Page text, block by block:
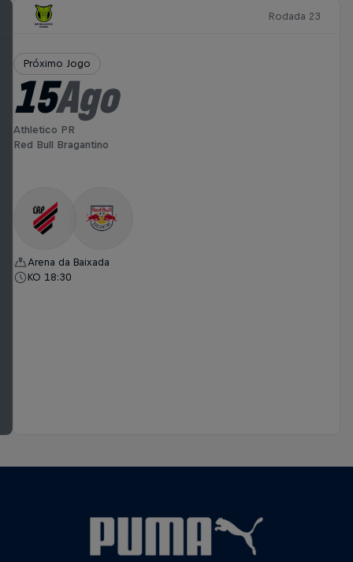
Rodada 23
Próximo Jogo
15Ago
Athletico PR
Red Bull Bragantino
Arena da Baixada
KO 18:30